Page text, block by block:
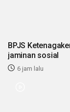
BPJS
jaminan sosial
6 jam lalu